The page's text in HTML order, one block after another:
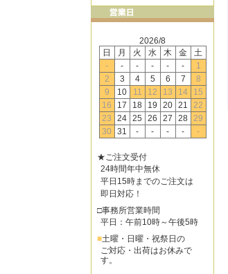
2026/8
日
月 火 水 木 金
土
-
- - - - -
1
2
3 4 5 6 7
8
9
10 11 12 13 14
15
16
17 18 19 20 21
22
23
24 25 26 27 28 29
30
31 - - - - -
★ご注文受付
24時間年中無休
平日15時までのご注文は
即日対応！
□事務所営業時間
平日：午前10時～午後5時
■土曜・日曜・祝祭日の
ご対応・出荷はお休みで
す。